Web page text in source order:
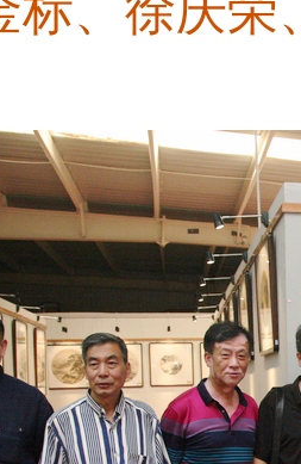
标、徐庆荣